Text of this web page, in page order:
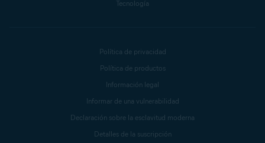
Tecnología
Política de privacidad
Política de productos
Información legal
Informar de una vulnerabilidad
Declaración sobre la esclavitud moderna
Detalles de la suscripción